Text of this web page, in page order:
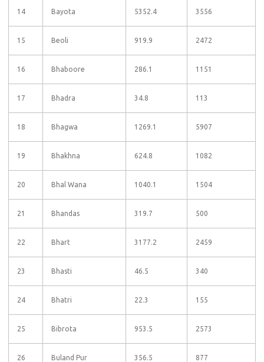
14 Bayota 5352.4 3556
15 Beoli 919.9 2472
16 Bhaboore 286.1 1151
17 Bhadra 34.8 113
18 Bhagwa 1269.1 5907
19 Bhakhna 624.8 1082
20 Bhal Wana 1040.1 1504
21 Bhandas 319.7 500
22 Bhart 3177.2 2459
23 Bhasti 46.5 340
24 Bhatri 22.3 155
25 Bibrota 953.5 2573
26 Buland Pur 356.5 877